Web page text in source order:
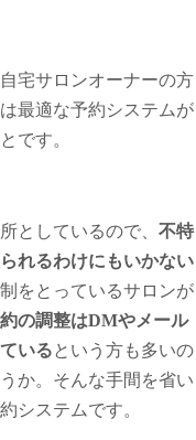
宅サロンオーナーの方
最適な予約システムが
です。
としているので、不特
れるわけにもいかない
をとっているサロンが
の調整はDMやメール
いるという方も多いの
か。そんな手間を省い
システムです。